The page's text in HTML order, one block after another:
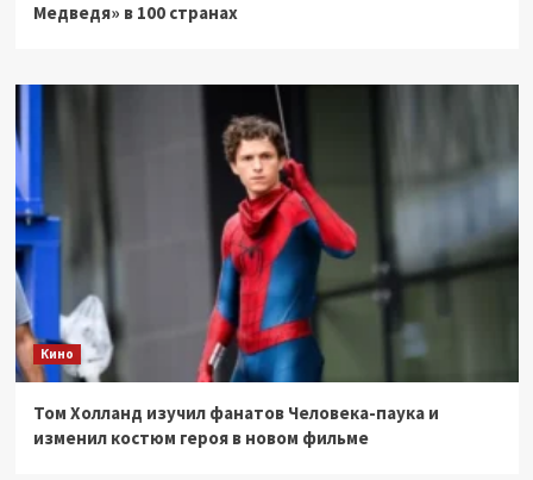
Медведя» в 100 странах
Кино
Том Холланд изучил фанатов Человека-паука и
изменил костюм героя в новом фильме